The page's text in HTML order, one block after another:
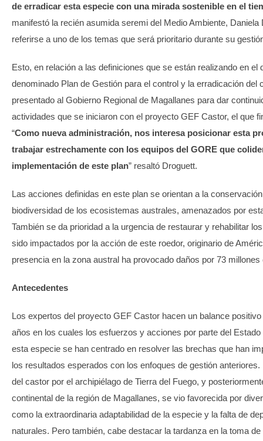
de erradicar esta especie con una mirada sostenible en el
manifestó la recién asumida seremi del Medio Ambiente, Daniela
referirse a uno de los temas que será prioritario durante su
Esto, en relación a las definiciones que se están realizando en el
denominado Plan de Gestión para el control y la erradicación del
presentado al Gobierno Regional de Magallanes para dar
actividades que se iniciaron con el proyecto GEF Castor, el que
“Como nueva administración, nos interesa posicionar esta
trabajar estrechamente con los equipos del GORE que
implementación de este plan” resaltó Droguett.
Las acciones definidas en este plan se orientan a la
biodiversidad de los ecosistemas australes, amenazados por
También se da prioridad a la urgencia de restaurar y rehabilitar
sido impactados por la acción de este roedor, originario de
presencia en la zona austral ha provocado daños por 73 millones
Antecedentes
Los expertos del proyecto GEF Castor hacen un balance
años en los cuales los esfuerzos y acciones por parte del Estado
esta especie se han centrado en resolver las brechas que han
los resultados esperados con los enfoques de gestión anteriores.
del castor por el archipiélago de Tierra del Fuego, y
continental de la región de Magallanes, se vio favorecida por
como la extraordinaria adaptabilidad de la especie y la falta de
naturales. Pero también, cabe destacar la tardanza en la toma